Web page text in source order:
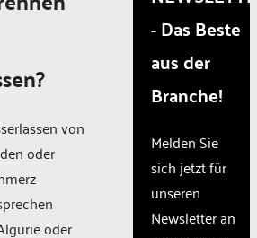
von
oder
oder
not
disclosed
to the
The
owner
needs
to
setup
the
site
- Das Beste
aus der
Branche!
Melden Sie
sich jetzt für
unseren
Newsletter an